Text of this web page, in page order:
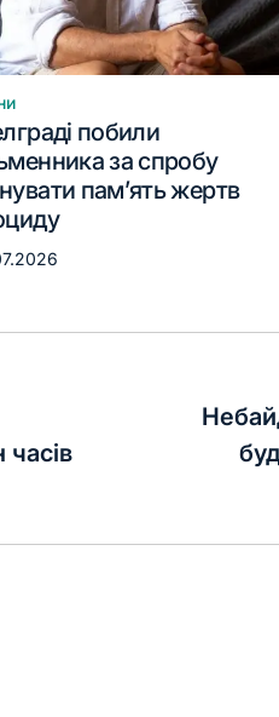
побили
за спробу
пам’ять жертв